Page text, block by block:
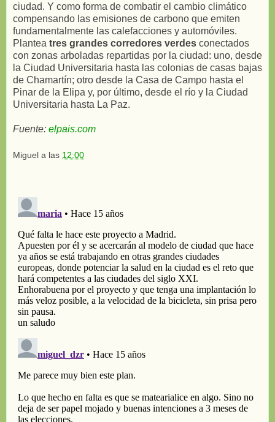
ciudad. Y como forma de combatir el cambio climático
compensando las emisiones de carbono que emiten
fundamentalmente las calefacciones y automóviles.
Plantea tres grandes corredores verdes conectados
con zonas arboladas repartidas por la ciudad: uno, desde
la Ciudad Universitaria hasta las colonias de casas bajas
de Chamartín; otro desde la Casa de Campo hasta el
Pinar de la Elipa y, por último, desde el río y la Ciudad
Universitaria hasta La Paz.
Fuente: elpais.com
Miguel a las 12:00